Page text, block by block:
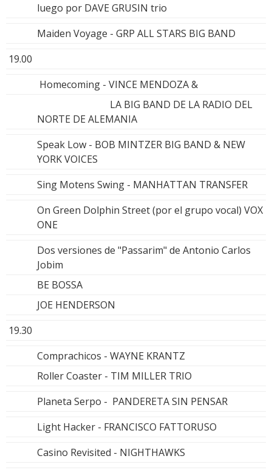
luego por DAVE GRUSIN trio
Maiden Voyage - GRP ALL STARS BIG BAND
19.00
Homecoming - VINCE MENDOZA &
LA BIG BAND DE LA RADIO DEL
NORTE DE ALEMANIA
Speak Low - BOB MINTZER BIG BAND & NEW
YORK VOICES
Sing Motens Swing - MANHATTAN TRANSFER
On Green Dolphin Street (por el grupo vocal) VOX
ONE
Dos versiones de "Passarim" de Antonio Carlos
Jobim
BE BOSSA
JOE HENDERSON
19.30
Comprachicos - WAYNE KRANTZ
Roller Coaster - TIM MILLER TRIO
Planeta Serpo - PANDERETA SIN PENSAR
Light Hacker - FRANCISCO FATTORUSO
Casino Revisited - NIGHTHAWKS